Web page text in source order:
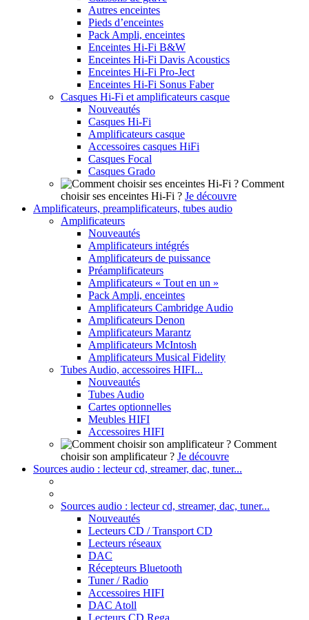
Autres enceintes
Pieds d’enceintes
Pack Ampli, enceintes
Enceintes Hi-Fi B&W
Enceintes Hi-Fi Davis Acoustics
Enceintes Hi-Fi Pro-Ject
Enceintes Hi-Fi Sonus Faber
Casques Hi-Fi et amplificateurs casque
Nouveautés
Casques Hi-Fi
Amplificateurs casque
Accessoires casques HiFi
Casques Focal
Casques Grado
Comment
choisir ses enceintes Hi-Fi ? Je découvre
Amplificateurs, preamplificateurs, tubes audio
Amplificateurs
Nouveautés
Amplificateurs intégrés
Amplificateurs de puissance
Préamplificateurs
Amplificateurs « Tout en un »
Pack Ampli, enceintes
Amplificateurs Cambridge Audio
Amplificateurs Denon
Amplificateurs Marantz
Amplificateurs McIntosh
Amplificateurs Musical Fidelity
Tubes Audio, accessoires HIFI...
Nouveautés
Tubes Audio
Cartes optionnelles
Meubles HIFI
Accessoires HIFI
Comment
choisir son amplificateur ? Je découvre
Sources audio : lecteur cd, streamer, dac, tuner...
Sources audio : lecteur cd, streamer, dac, tuner...
Nouveautés
Lecteurs CD / Transport CD
Lecteurs réseaux
DAC
Récepteurs Bluetooth
Tuner / Radio
Accessoires HIFI
DAC Atoll
Lecteurs CD Rega